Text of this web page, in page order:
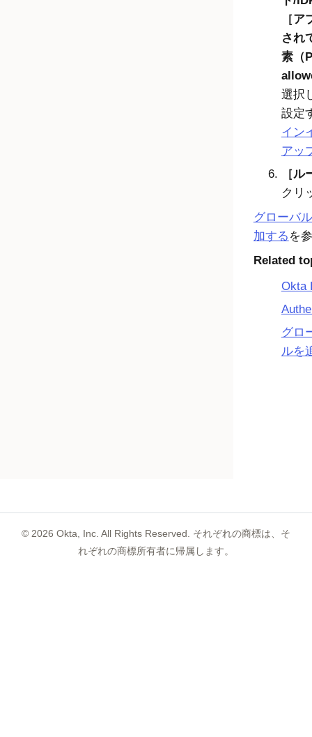
ア
され
素（
選択
設定
イン
アッ
ル
クリ
グローバ
加する を
Related
Okta
グロ
ルを
© 2026 Okta, Inc. All Rights Reserved. それぞれの商標は、そ
れぞれの商標所有者に帰属します。